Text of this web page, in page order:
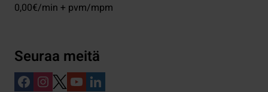
0,00€/min + pvm/mpm
Seuraa meitä